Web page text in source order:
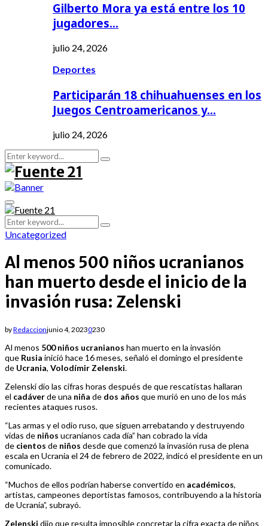
Gilberto Mora ya está entre los 10
jugadores…
julio 24, 2026
Deportes
Participarán 18 chihuahuenses en los
Juegos Centroamericanos y…
julio 24, 2026
Search
for:
Search
Primary
Menu
Search
for:
Search
Uncategorized
Al menos 500 niños ucranianos
han muerto desde el inicio de la
invasión rusa: Zelenski
byRedaccionjunio 4, 20230230
Al menos 500 niños ucranianos han muerto en la invasión
que Rusia inició hace 16 meses, señaló el domingo el presidente
de Ucrania, Volodímir Zelenski.
Zelenski dio las cifras horas después de que rescatistas hallaran
el cadáverde una niña de dos años que murió en uno de los más
recientes ataques rusos.
“Las armas y el odio ruso, que siguen arrebatando y destruyendo
vidas de niños ucranianos cada día” han cobrado la vida
de cientos de niños desde que comenzó la invasión rusa de plena
escala en Ucrania el 24 de febrero de 2022, indicó el presidente en un
comunicado.
“Muchos de ellos podrían haberse convertido en académicos,
artistas, campeones deportistas famosos, contribuyendo a la historia
de Ucrania”, subrayó.
Zelenski dijo que resulta imposible concretar la cifra exacta de niños